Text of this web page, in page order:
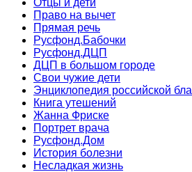
Право на вычет
Прямая речь
Русфонд.Бабочки
Русфонд.ДЦП
ДЦП в большом городе
Свои чужие дети
Энциклопедия российской
Книга утешений
Жанна Фриске
Портрет врача
Русфонд.Дом
История болезни
Несладкая жизнь